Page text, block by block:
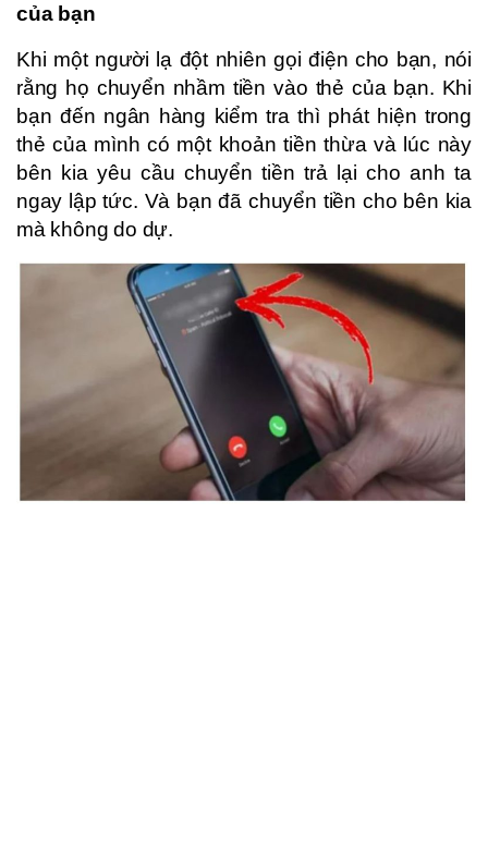
của bạn
Khi một người lạ đột nhiên gọi điện cho bạn, nói
rằng họ chuyển nhầm tiền vào thẻ của bạn. Khi
bạn đến ngân hàng kiểm tra thì phát hiện trong
thẻ của mình có một khoản tiền thừa và lúc này
bên kia yêu cầu chuyển tiền trả lại cho anh ta
ngay lập tức. Và bạn đã chuyển tiền cho bên kia
mà không do dự.